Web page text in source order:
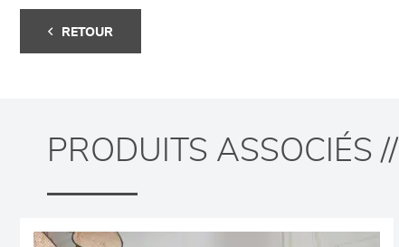
RETOUR
PRODUITS ASSOCIÉS //